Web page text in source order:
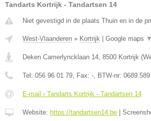
Tandarts Kortrijk - Tandartsen 14
Niet gevestigd in de plaats Thuin en in de
West-Vlaanderen » Kortrijk Google maps ▼
Deken Camerlyncklaan 14, 8500 Kortrijk (
Tel: 056 96 01 79, Fax: -, BTW-nr:
E-mail › Tandarts Kortrijk - Tandartsen 14
Website: https://tandartsen14.be